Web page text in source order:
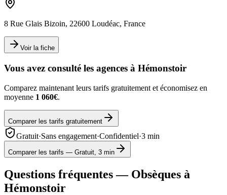
8 Rue Glais Bizoin, 22600 Loudéac, France
Voir la fiche
Vous avez consulté les agences à Hémonstoir
Comparez maintenant leurs tarifs gratuitement et économisez en
moyenne 1 060€.
Comparer les tarifs gratuitement
Gratuit·Sans engagement·Confidentiel·3 min
Comparer les tarifs — Gratuit, 3 min
Questions fréquentes — Obsèques à
Hémonstoir